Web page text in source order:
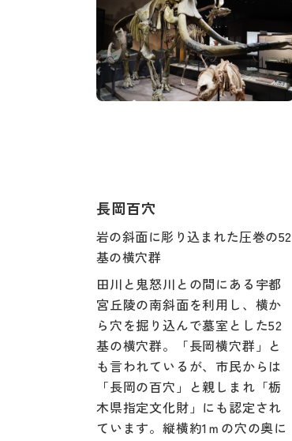
長岡百穴
岩の斜面に彫り込まれた圧巻の52
基の横穴群
田川と鬼怒川との間にある宇都
宮丘陵の南斜面を利用し、横か
ら穴を掘り込んで墓室とした52
基の横穴群。「長岡横穴群」と
も言われているが、市民からは
「長岡の百穴」と親しまれ「栃
木県指定文化財」にも認定され
ています。縦横約1ｍの穴の奥に